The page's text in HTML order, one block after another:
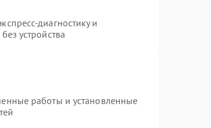
диагностику и
устройства
работы и установленные